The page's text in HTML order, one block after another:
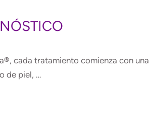
cada tratamiento comienza con una
de piel, …